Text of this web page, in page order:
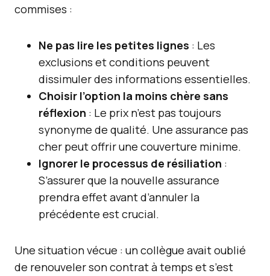
commises :
Ne pas lire les petites lignes : Les
exclusions et conditions peuvent
dissimuler des informations essentielles.
Choisir l’option la moins chère sans
réflexion : Le prix n’est pas toujours
synonyme de qualité. Une assurance pas
cher peut offrir une couverture minime.
Ignorer le processus de résiliation :
S’assurer que la nouvelle assurance
prendra effet avant d’annuler la
précédente est crucial.
Une situation vécue : un collègue avait oublié
de renouveler son contrat à temps et s’est